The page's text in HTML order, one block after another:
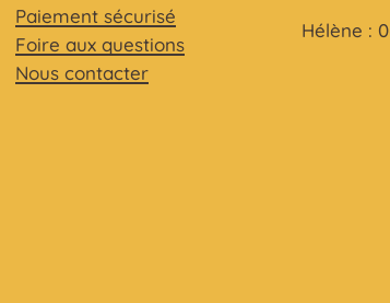
Paiement sécurisé
Foire aux questions
Nous contacter
Hélène :